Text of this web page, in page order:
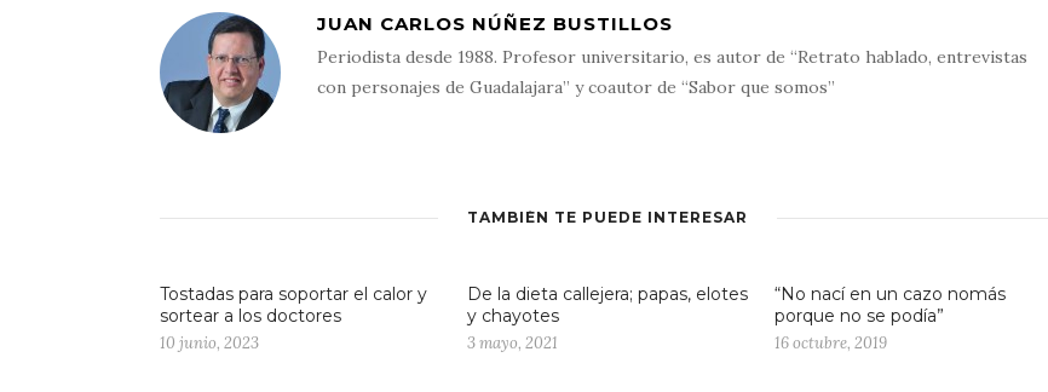
JUAN CARLOS NÚÑEZ BUSTILLOS
Periodista desde 1988. Profesor universitario, es autor de “Retrato hablado, entrevistas
con personajes de Guadalajara” y coautor de “Sabor que somos”
TAMBIÉN TE PUEDE INTERESAR
Tostadas para soportar el calor y
sortear a los doctores
10 junio, 2023
De la dieta callejera; papas, elotes
y chayotes
3 mayo, 2021
“No nací en un cazo nomás
porque no se podía”
16 octubre, 2019